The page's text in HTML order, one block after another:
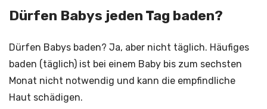
Dürfen Babys jeden Tag baden?
Dürfen Babys baden? Ja, aber nicht täglich. Häufiges
baden (täglich) ist bei einem Baby bis zum sechsten
Monat nicht notwendig und kann die empfindliche
Haut schädigen.